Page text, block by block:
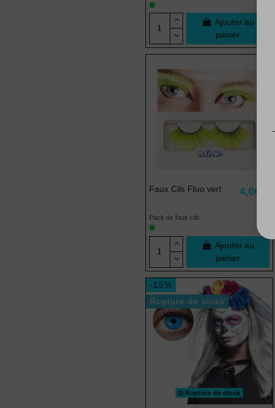
Ajouter au
panier
Faux Cils Fluo vert 4,06 €
Pack de faux cils.
Ajouter au
panier
-15%
Rupture de stock
Rupture de stock